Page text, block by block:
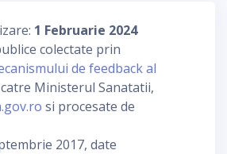
1 Februarie 2024
colectate prin
de feedback al
Ministerul Sanatatii,
si procesate de
2017, date